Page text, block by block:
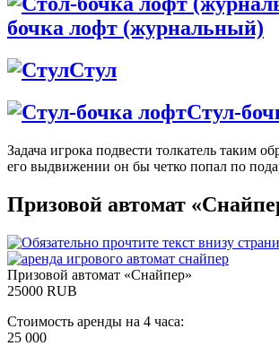
бочка лофт (журнальный)
Стул
Стул-
Задача игрока подвести толкатель таким
его выдвижении он бы четко попал по
Призовой автомат
Призовой автомат «Снайпер»
25000 RUB
Стоимость аренды на 4 часа:
25 000